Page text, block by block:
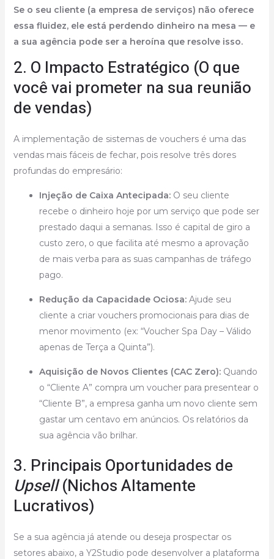
Se o seu cliente (a empresa de serviços) não oferece
essa fluidez, ele está perdendo dinheiro na mesa — e
a sua agência pode ser a heroína que resolve isso.
2. O Impacto Estratégico (O que
você vai prometer na sua reunião
de vendas)
A implementação de sistemas de vouchers é uma das
vendas mais fáceis de fechar, pois resolve três dores
profundas do empresário:
Injeção de Caixa Antecipada:O seu cliente
recebe o dinheiro hoje por um serviço que pode ser
prestado daqui a semanas. Isso é capital de giro a
custo zero, o que facilita até mesmo a aprovação
de mais verba para as suas campanhas de tráfego
pago.
Redução da Capacidade Ociosa:Ajude seu
cliente a criar vouchers promocionais para dias de
menor movimento (ex: “Voucher Spa Day – Válido
apenas de Terça a Quinta”).
Aquisição de Novos Clientes (CAC Zero):Quando
o “Cliente A” compra um voucher para presentear o
“Cliente B”, a empresa ganha um novo cliente sem
gastar um centavo em anúncios. Os relatórios da
sua agência vão brilhar.
3. Principais Oportunidades de
Upsell(Nichos Altamente
Lucrativos)
Se a sua agência já atende ou deseja prospectar os
setores abaixo, a Y2Studio pode desenvolver a plataforma